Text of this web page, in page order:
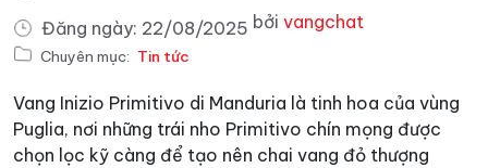
Đăng ngày: 22/08/2025 bởi vangchat
Chuyên mục: Tin tức
Vang Inizio Primitivo di Manduria là tinh hoa của vùng
Puglia, nơi những trái nho Primitivo chín mọng được
chọn lọc kỹ càng để tạo nên chai vang đỏ thượng